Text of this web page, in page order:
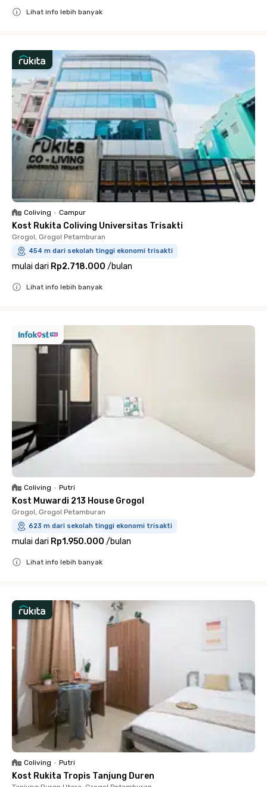
Lihat info lebih banyak
Coliving • Campur
Kost Rukita Coliving Universitas Trisakti
Grogol, Grogol Petamburan
454 m dari sekolah tinggi ekonomi trisakti
mulai dari Rp2.718.000 /bulan
Lihat info lebih banyak
Coliving • Putri
Kost Muwardi 213 House Grogol
Grogol, Grogol Petamburan
623 m dari sekolah tinggi ekonomi trisakti
mulai dari Rp1.950.000 /bulan
Lihat info lebih banyak
Coliving • Putri
Kost Rukita Tropis Tanjung Duren